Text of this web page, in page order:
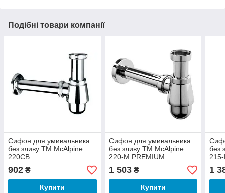
Подібні товари компанії
Сифон для умивальника
без зливу ТМ McAlpine
220СВ
902 ₴
Купити
Сифон для умивальника
без зливу ТМ McAlpine
220-M PREMIUM
1 503₴
Купити
без
1